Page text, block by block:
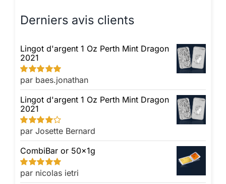
Derniers avis clients
Lingot d'argent 1 Oz Perth Mint Dragon
2021
Note 5sur 5
par baes.jonathan
Lingot d'argent 1 Oz Perth Mint Dragon
2021
Note4sur
5
par Josette Bernard
CombiBar or 50x1g
Note 5sur 5
par nicolas ietri